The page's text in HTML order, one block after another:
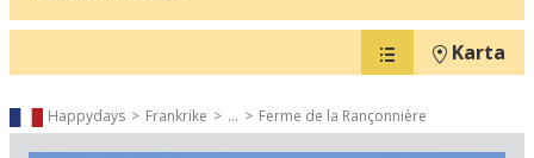
Karta
Happydays Frankrike ... Ferme de la Rançonnière